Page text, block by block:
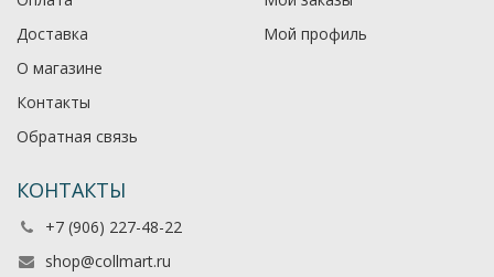
Доставка
О магазине
Контакты
Обратная связь
Мой профиль
КОНТАКТЫ
+7 (906) 227-48-22
shop@collmart.ru